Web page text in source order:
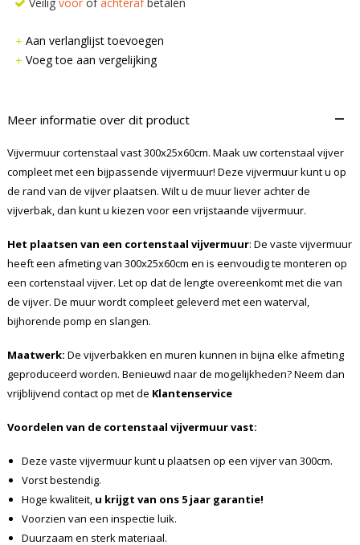
Veilig voorofachterafbetalen
Aan verlanglijst toevoegen
Voeg toe aan vergelijking
Meer informatie over dit product –
Vijvermuur cortenstaal vast 300x25x60cm. Maak uw cortenstaal vijver
compleet met een bijpassende vijvermuur! Deze vijvermuur kunt u op
de rand van de vijver plaatsen. Wilt u de muur liever achter de
vijverbak, dan kunt u kiezen voor een vrijstaande vijvermuur.
Het plaatsen van een cortenstaal vijvermuur: De vaste vijvermuur
heeft een afmeting van 300x25x60cm en is eenvoudig te monteren op
een cortenstaal vijver. Let op dat de lengte overeenkomt met die van
de vijver. De muur wordt compleet geleverd met een waterval,
bijhorende pomp en slangen.
Maatwerk: De vijverbakken en muren kunnen in bijna elke afmeting
geproduceerd worden. Benieuwd naar de mogelijkheden? Neem dan
vrijblijvend contact op met de Klantenservice
Voordelen van de cortenstaal vijvermuur vast:
Deze vaste vijvermuur kunt u plaatsen op een vijver van 300cm.
Vorst bestendig.
Hoge kwaliteit, u krijgt van ons 5 jaar garantie!
Voorzien van een inspectie luik.
Duurzaam en sterk materiaal.